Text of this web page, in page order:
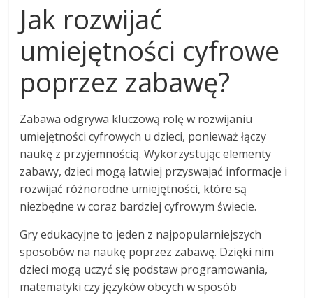
Jak rozwijać
umiejętności cyfrowe
poprzez zabawę?
Zabawa odgrywa kluczową rolę w rozwijaniu
umiejętności cyfrowych u dzieci, ponieważ łączy
naukę z przyjemnością. Wykorzystując elementy
zabawy, dzieci mogą łatwiej przyswajać informacje i
rozwijać różnorodne umiejętności, które są
niezbędne w coraz bardziej cyfrowym świecie.
Gry edukacyjne to jeden z najpopularniejszych
sposobów na naukę poprzez zabawę. Dzięki nim
dzieci mogą uczyć się podstaw programowania,
matematyki czy języków obcych w sposób